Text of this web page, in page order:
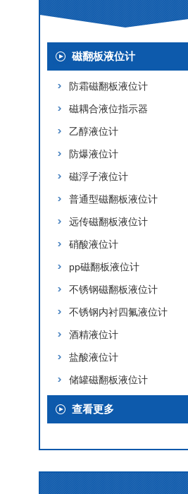
磁翻板液位计
防霜磁翻板液位计
磁耦合液位指示器
乙醇液位计
防爆液位计
磁浮子液位计
普通型磁翻板液位计
远传磁翻板液位计
硝酸液位计
pp磁翻板液位计
不锈钢磁翻板液位计
不锈钢内衬四氟液位计
酒精液位计
盐酸液位计
储罐磁翻板液位计
查看更多